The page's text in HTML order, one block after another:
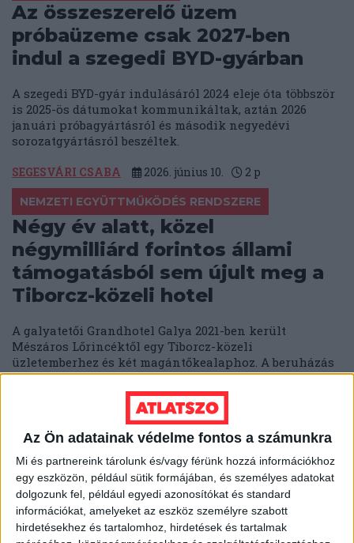
Az Ön adatainak védelme fontos a számunkra
Mi és partnereink tárolunk és/vagy férünk hozzá információkhoz
egy eszközön, például sütik formájában, és személyes adatokat
dolgozunk fel, például egyedi azonosítókat és standard
információkat, amelyeket az eszköz személyre szabott
hirdetésekhez és tartalomhoz, hirdetések és tartalmak
Az összeszerelő üzem
próbaüzeme csak 2027-ben
indul a szegedi BYD-gyárban
A szegedi BYD-gyár indulásáról 2024 eleje óta többször
is 2025-ös dátumokat kommunikáltak, aztán 2026
januári próbagyártásról és második negyedévi
sorozatgyártásról beszéltek.
SEGESVÁRI CSABA 2026. június 10. 2 p
NEMZETI EGYÜTTMŰKÖDÉS RENDSZERE
Négy év alatt, közel
négymilliárd forintos állami
támogatásból sem újult meg a
Tiborcz-közeli hotel
A galyatetői Grandhotel Galya 2021-ben került
Mészáros Lőrincéktől egy Tiborcz-közeli
üzletemberhez és két magántőkealaphoz. A beruházás
azonban elakadt.
2026. június 8.
AKKUHULLADÉK
„Egy szappangyár is veszélyes"
– két polgármester, két
akkufeldolgozó